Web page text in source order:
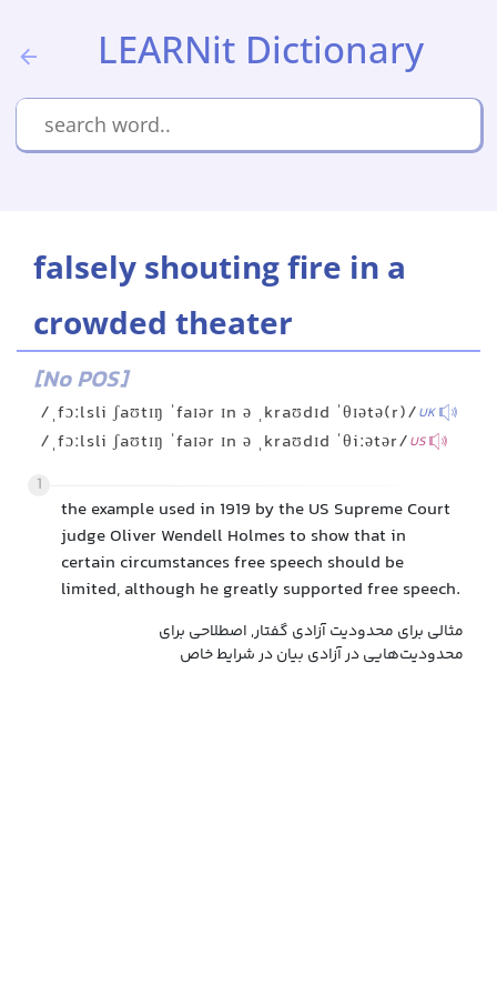
LEARNit Dictionary
falsely shouting fire in a
crowded theater
[No POS]
/ˌfɔːlsli ʃaʊtɪŋ ˈfaɪər ɪn ə ˌkraʊdɪd ˈθɪətə(r)/UK
/ˌfɔːlsli ʃaʊtɪŋ ˈfaɪər ɪn ə ˌkraʊdɪd ˈθiːətər/US
1
the example used in 1919 by the US Supreme Court
judge Oliver Wendell Holmes to show that in
certain circumstances free speech should be
limited, although he greatly supported free speech.
مثالی برای محدودیت آزادی گفتار, اصطلاحی برای
محدودیت‌هایی در آزادی بیان در شرایط خاص